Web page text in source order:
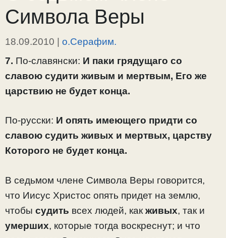
Символа Веры
18.09.2010
о.Серафим.
7. По-славянски: И паки грядущаго со
славою судити живым и мертвым, Его же
царствию не будет конца.
По-русски: И опять имеющего придти со
славою судить живых и мертвых, царству
Которого не будет конца.
В седьмом члене Символа Веры говорится,
что Иисус Христос опять придет на землю,
чтобы судить всех людей, как живых, так и
умерших, которые тогда воскреснут; и что